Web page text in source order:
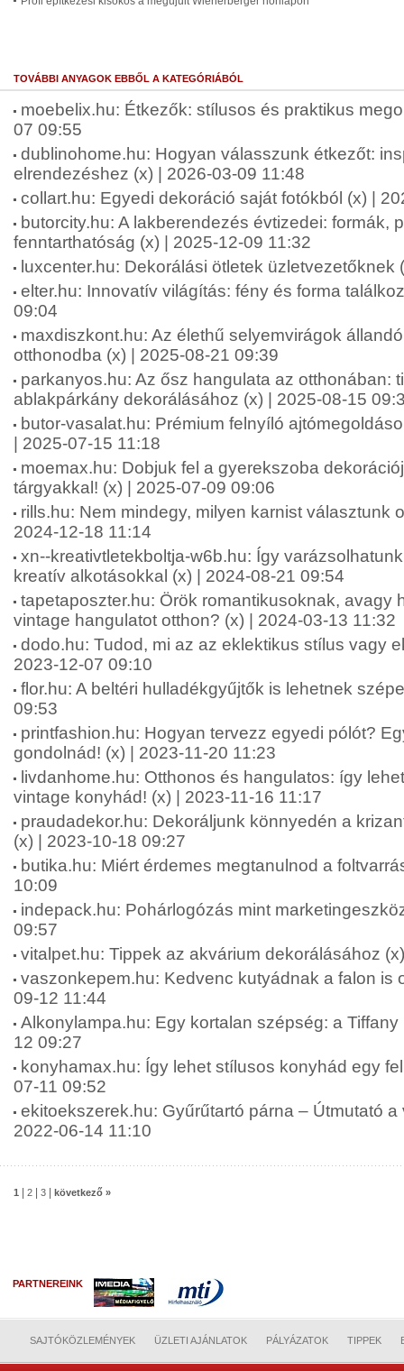
TOVÁBBI ANYAGOK EBBŐL A KATEGÓRIÁBÓL
moebelix.hu: Étkezők: stílusos és praktikus
07 09:55
dublinohome.hu: Hogyan válasszunk étkezőt:
elrendezéshez (x) | 2026-03-09 11:48
collart.hu: Egyedi dekoráció saját fotókból (x) |
butorcity.hu: A lakberendezés évtizedei: formák,
fenntarthatóság (x) | 2025-12-09 11:32
luxcenter.hu: Dekorálási ötletek üzletvezetőknek
elter.hu: Innovatív világítás: fény és forma
09:04
maxdiszkont.hu: Az élethű selyemvirágok
otthonodba (x) | 2025-08-21 09:39
parkanyos.hu: Az ősz hangulata az otthonában:
ablakpárkány dekorálásához (x) | 2025-08-15
butor-vasalat.hu: Prémium felnyíló
| 2025-07-15 11:18
moemax.hu: Dobjuk fel a gyerekszoba
tárgyakkal! (x) | 2025-07-09 09:06
rills.hu: Nem mindegy, milyen karnist választunk
2024-12-18 11:14
xn--kreativtletekboltja-w6b.hu: Így
kreatív alkotásokkal (x) | 2024-08-21 09:54
tapetaposzter.hu: Örök romantikusoknak, avagy
vintage hangulatot otthon? (x) | 2024-03-13 11:32
dodo.hu: Tudod, mi az az eklektikus stílus vagy
2023-12-07 09:10
flor.hu: A beltéri hulladékgyűjtők is lehetnek
09:53
printfashion.hu: Hogyan tervezz egyedi pólót?
gondolnád! (x) | 2023-11-20 11:23
livdanhome.hu: Otthonos és hangulatos: így
vintage konyhád! (x) | 2023-11-16 11:17
praudadekor.hu: Dekoráljunk könnyedén a
(x) | 2023-10-18 09:27
butika.hu: Miért érdemes megtanulnod a
10:09
indepack.hu: Pohárlogózás mint
09:57
vitalpet.hu: Tippek az akvárium dekorálásához
vaszonkepem.hu: Kedvenc kutyádnak a falon is
09-12 11:44
Alkonylampa.hu: Egy kortalan szépség: a
12 09:27
konyhamax.hu: Így lehet stílusos konyhád egy
07-11 09:52
ekitoekszerek.hu: Gyűrűtartó párna – Útmutató
2022-06-14 11:10
1 2 3 következő »
PARTNEREINK
SAJTÓKÖZLEMÉNYEK ÜZLETI AJÁNLATOK PÁLYÁZATOK TIPPEK